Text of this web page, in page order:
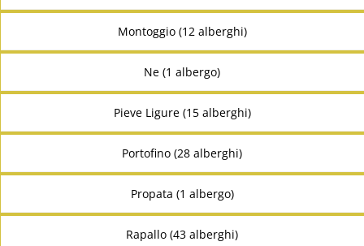
Montoggio (12 alberghi)
Ne (1 albergo)
Pieve Ligure (15 alberghi)
Portofino (28 alberghi)
Propata (1 albergo)
Rapallo (43 alberghi)